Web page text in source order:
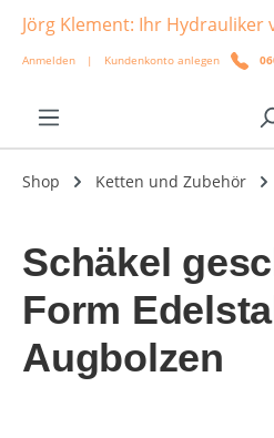
springen
Jörg Klement: Ihr Hydrauliker
Anmelden | Kundenkonto anlegen
Shop Ketten und Zubehör
Schäkel
Form
Augbolzen